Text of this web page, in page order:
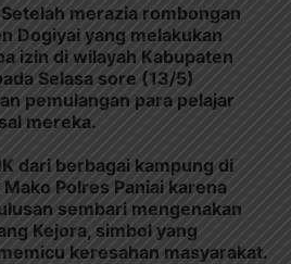
Setelah merazia rombongan
Dogiyai yang melakukan
izin di wilayah Kabupaten
Selasa sore (13/5)
pemulangan para pelajar
mereka.
dari berbagai kampung di
Polres Paniai karena
sembari mengenakan
Kejora, simbol yang
keresahan masyarakat.